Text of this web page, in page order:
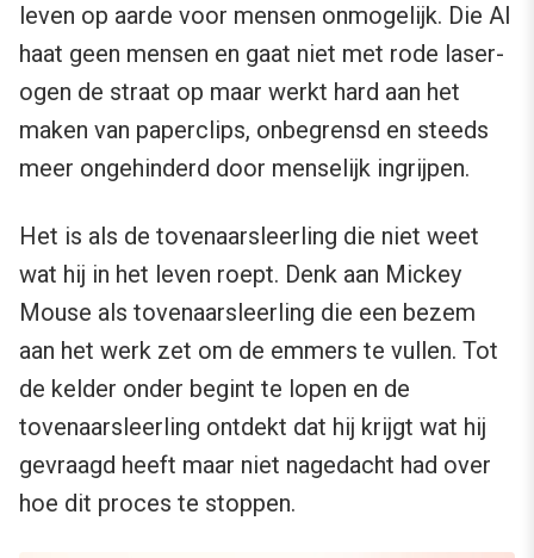
leven op aarde voor mensen onmogelijk. Die AI
haat geen mensen en gaat niet met rode laser-
ogen de straat op maar werkt hard aan het
maken van paperclips, onbegrensd en steeds
meer ongehinderd door menselijk ingrijpen.
Het is als de tovenaarsleerling die niet weet
wat hij in het leven roept. Denk aan Mickey
Mouse als tovenaarsleerling die een bezem
aan het werk zet om de emmers te vullen. Tot
de kelder onder begint te lopen en de
tovenaarsleerling ontdekt dat hij krijgt wat hij
gevraagd heeft maar niet nagedacht had over
hoe dit proces te stoppen.